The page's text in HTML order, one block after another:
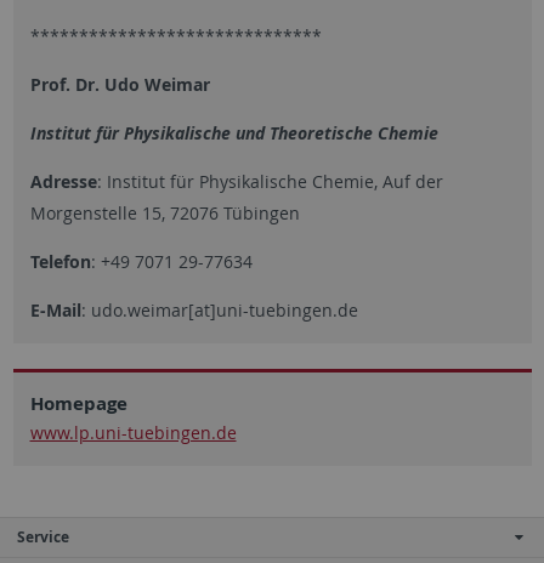
******************************
Prof. Dr. Udo Weimar
Institut für Physikalische und Theoretische Chemie
Adresse: Institut für Physikalische Chemie, Auf der
Morgenstelle 15, 72076 Tübingen
Telefon: +49 7071 29-77634
E-Mail: udo.weimar[at]uni-tuebingen.de
Homepage
www.lp.uni-tuebingen.de
Service